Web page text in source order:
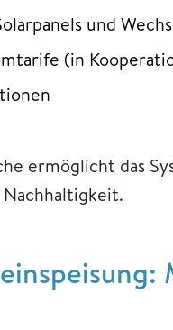
und
(in
ermöglicht das
Nachhaltigkeit.